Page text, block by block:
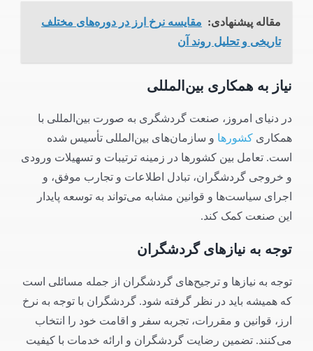
مقاله پیشنهادی: مقایسه نرخ ارز در دوره‌های مختلف
تاریخی و تحلیل روند آن
نیاز به همکاری بین‌المللی
در دنیای امروز، صنعت گردشگری به صورت بین‌المللی با
همکاری کشورها و سازمان‌های بین‌المللی تأسیس شده
است. تعامل بین کشورها در زمینه ترتیبات و تسهیلات ورودی
و خروجی گردشگران، تبادل اطلاعات و تجارب موفق، و
اجرای سیاست‌ها و قوانین مشابه می‌تواند به توسعه پایدار
این صنعت کمک کند.
توجه به نیازهای گردشگران
توجه به نیازها و ترجیح‌های گردشگران از جمله مسائلی است
که همیشه باید در نظر گرفته شود. گردشگران با توجه به نرخ
ارز، قوانین و مقررات، تجربه سفر و اقامت خود را انتخاب
می‌کنند. تضمین رضایت گردشگران و ارائه خدمات با کیفیت